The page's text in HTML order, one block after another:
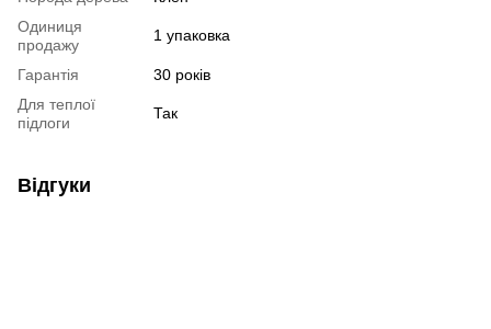
Одиниця
продажу
1 упаковка
Гарантія
30 років
Для теплої
підлоги
Так
Відгуки